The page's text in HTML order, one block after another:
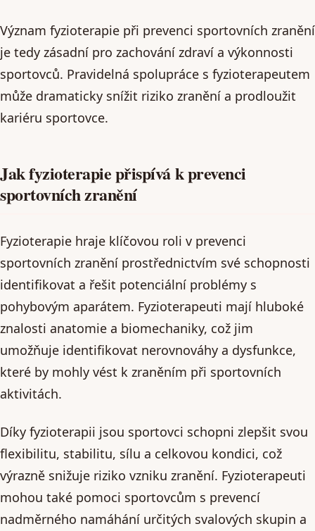
Význam fyzioterapie při prevenci sportovních zranění
je tedy zásadní pro zachování zdraví a výkonnosti
sportovců. Pravidelná spolupráce s fyzioterapeutem
může dramaticky snížit riziko zranění a prodloužit
kariéru sportovce.
Jak fyzioterapie přispívá k prevenci
sportovních zranění
Fyzioterapie hraje klíčovou roli v prevenci
sportovních zranění prostřednictvím své schopnosti
identifikovat a řešit potenciální problémy s
pohybovým aparátem. Fyzioterapeuti mají hluboké
znalosti anatomie a biomechaniky, což jim
umožňuje identifikovat nerovnováhy a dysfunkce,
které by mohly vést k zraněním při sportovních
aktivitách.
Díky fyzioterapii jsou sportovci schopni zlepšit svou
flexibilitu, stabilitu, sílu a celkovou kondici, což
výrazně snižuje riziko vzniku zranění. Fyzioterapeuti
mohou také pomoci sportovcům s prevencí
nadměrného namáhání určitých svalových skupin a